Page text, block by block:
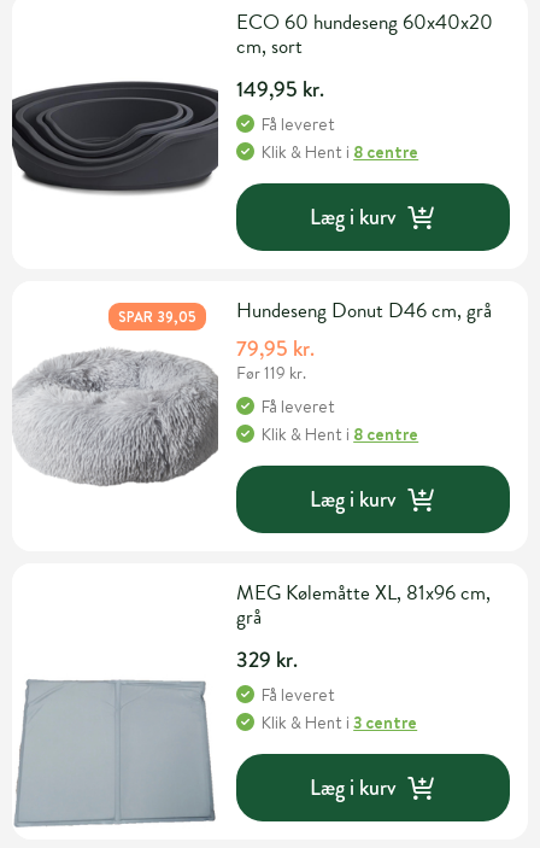
ECO 60 hundeseng 60x40x20
cm, sort
149,95 kr.
Få leveret
Klik & Hent i 8 centre
Læg i kurv
SPAR 39,05 Hundeseng Donut D46 cm, grå
79,95 kr.
Før 119 kr.
Få leveret
Klik & Hent i 8 centre
Læg i kurv
MEG Kølemåtte XL, 81x96 cm,
grå
329 kr.
Få leveret
Klik & Hent i3 centre
Læg i kurv